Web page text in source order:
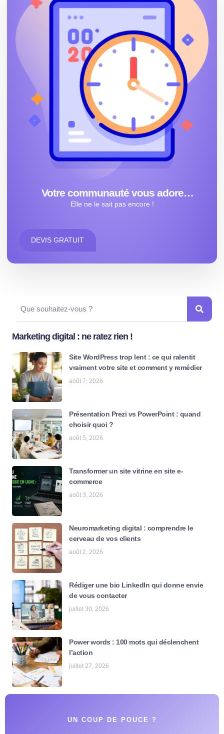
Votre communauté vous adore…
Elle ne le sait pas encore !
DEVIS GRATUIT
Marketing digital : ne ratez rien !
Site WordPress trop lent : ce qui ralentit
vraiment votre site et comment y remédier
août 7, 2026
Présentation Prezi vs PowerPoint : quand
choisir quoi ?
août 5, 2026
Transformer un site vitrine en site e-
commerce
août 3, 2026
Neuromarketing digital : comprendre le
cerveau de vos clients
août 2, 2026
Rédiger une bio LinkedIn qui donne envie
de vous contacter
juillet 30, 2026
Power words : 100 mots qui déclenchent
l’action
juillet 27, 2026
UN COUP DE POUCE ?